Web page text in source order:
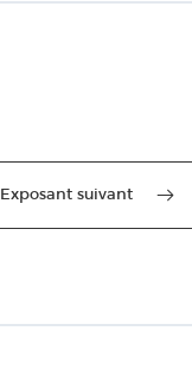
Exposant suivant